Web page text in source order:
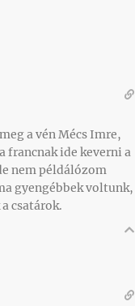
a vén Mécs Imre,
francnak ide keverni a
nem példálózom
gyengébbek voltunk,
csatárok.